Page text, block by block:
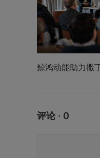
鲸鸿动能助力撒
评论 · 0